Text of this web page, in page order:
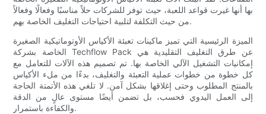
بها أنها غيرت قواعد اللعبة، حيث توفر للشركات حلاً مناسبًا وفعالًا وفعالاً
من حيث التكلفة لتلبية احتياجات التغليف الخاصة بهم.
الميزة الرئيسية التي تميز ماكينات تعبئة الأكياس الأوتوماتيكية الصغيرة
الخاصة بشركة Techflow Pack عن طرق التغليف التقليدية هي
إمكانيات التشغيل الآلي الخاصة بها. تم تصميم هذه الآلات للتعامل مع
كل خطوة من خطوات عملية التعبئة والتغليف، بدءًا من ملء الأكياس
بالمنتج المطلوب وحتى إغلاقها بشكل آمن. لا تلغي هذه الأتمتة الحاجة
إلى العمل اليدوي فحسب، بل تضمن أيضًا مستوى عالٍ من الدقة
والكفاءة باستمرار.